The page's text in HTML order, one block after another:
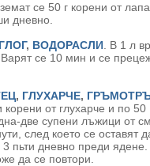
се 50 г корени от
дневно.
ГЛОГ, ВОДОРАСЛИ . В 1 л
се 10 мин и се
, ГЛУХАРЧЕ,
корени от глухарче и по
две супени лъжици от
след което се оставят
пьти дневно преди
да се повтори.